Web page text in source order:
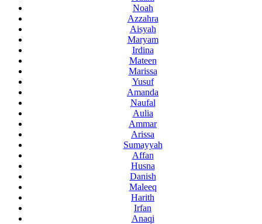
Noah
Azzahra
Aisyah
Maryam
Irdina
Mateen
Marissa
Yusuf
Amanda
Naufal
Aulia
Ammar
Arissa
Sumayyah
Affan
Husna
Danish
Maleeq
Harith
Irfan
Anaqi